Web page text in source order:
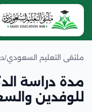
ملتقى التعليم السعودي/
مدة دراسة
للوفدين